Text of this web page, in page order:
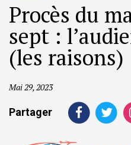
Procès du
sept :
(les raisons)
Mai 29, 2023
Partager